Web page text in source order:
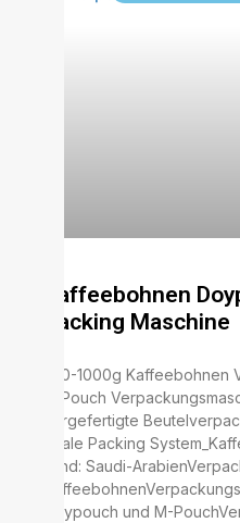
Kaffeebohnen
Packing Maschine
250-1000g
M Pouch
vorgefertigte
Scale Packing
Land: Saudi-
Doypouch und M-